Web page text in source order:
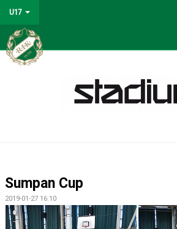
U17
HEM
LAGETS SPONSORER
BILDGALLERI
Sumpan Cup
2019-01-27 16:10